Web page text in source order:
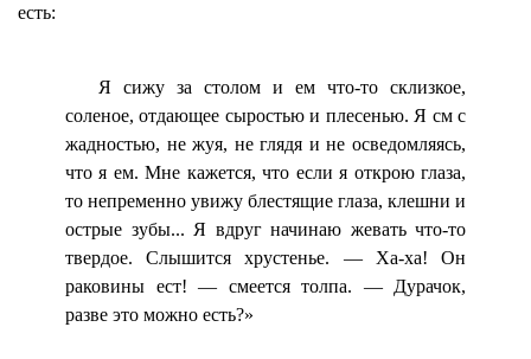
есть:
Я сижу за столом и ем что-то склизкое,
соленое, отдающее сыростью и плесенью. Я см с
жадностью, не жуя, не глядя и не осведомляясь,
что я ем. Мне кажется, что если я открою глаза,
то непременно увижу блестящие глаза, клешни и
острые зубы... Я вдруг начинаю жевать что-то
твердое. Слышится хрустенье. — Ха-ха! Он
раковины ест! — смеется толпа. — Дурачок,
разве это можно есть?»